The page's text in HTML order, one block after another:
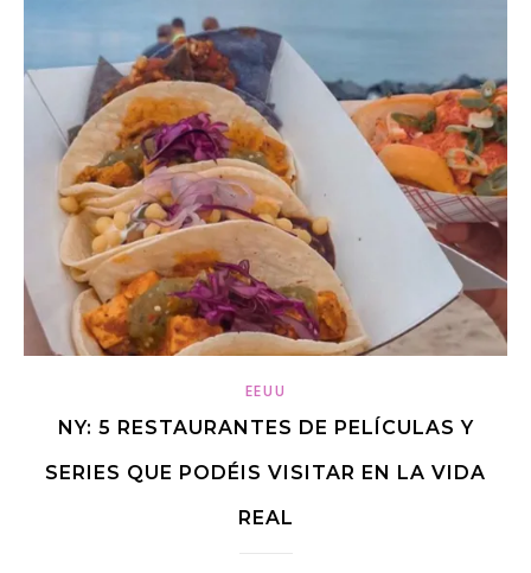
EEUU
NY: 5 RESTAURANTES DE PELÍCULAS Y
SERIES QUE PODÉIS VISITAR EN LA VIDA
REAL